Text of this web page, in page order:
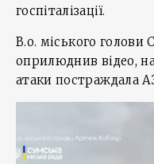
госпіталізації.
В.о. міського
оприлюднив відео,
атаки постраждала